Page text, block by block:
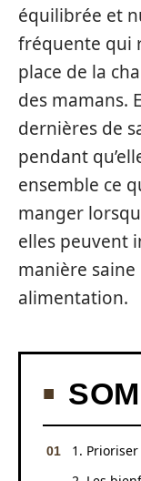
équilibrée et
fréquente qui
place de la
des mamans.
dernières de
pendant
ensemble ce
manger
elles peuvent
manière
alimentation.
1.